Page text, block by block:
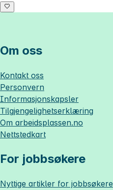
Om oss
Kontakt oss
Personvern
Informasjonskapsler
Tilgjengelighetserklæring
Om arbeidsplassen.no
Nettstedkart
For jobbsøkere
Nyttige artikler for jobbsøkere